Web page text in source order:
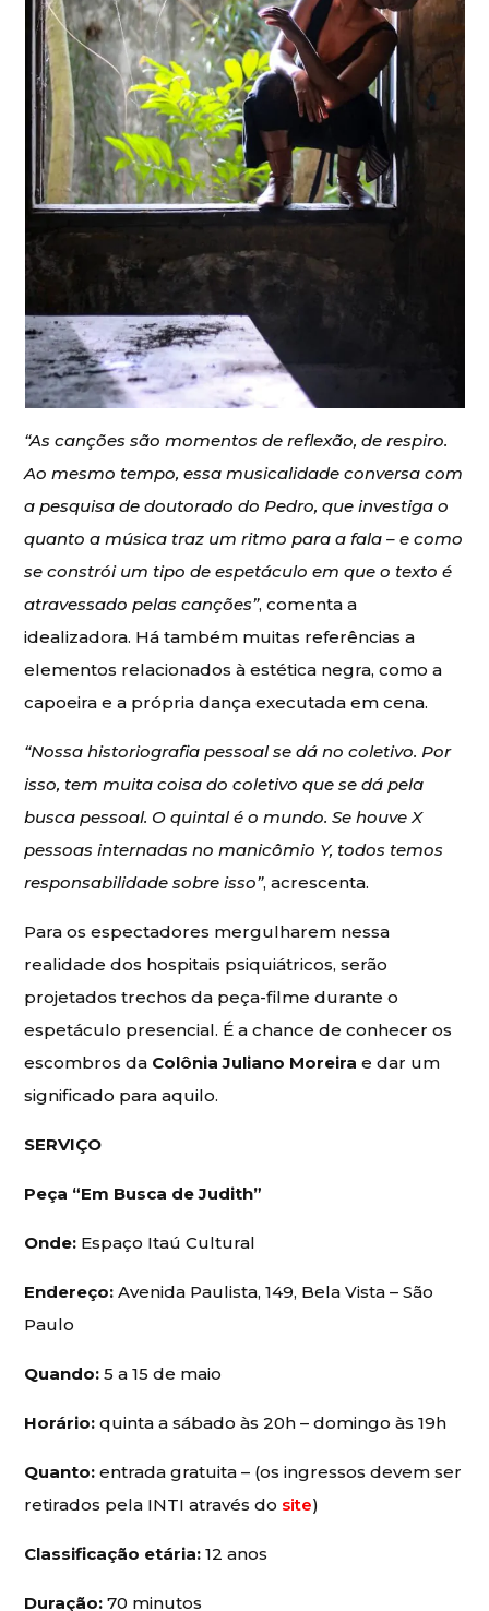
“As canções são momentos de reflexão, de respiro.
Ao mesmo tempo, essa musicalidade conversa com
a pesquisa de doutorado do Pedro, que investiga o
quanto a música traz um ritmo para a fala – e como
se constrói um tipo de espetáculo em que o texto é
atravessado pelas canções”, comenta a
idealizadora. Há também muitas referências a
elementos relacionados à estética negra, como a
capoeira e a própria dança executada em cena.
“Nossa historiografia pessoal se dá no coletivo. Por
isso, tem muita coisa do coletivo que se dá pela
busca pessoal. O quintal é o mundo. Se houve X
pessoas internadas no manicômio Y, todos temos
responsabilidade sobre isso”, acrescenta.
Para os espectadores mergulharem nessa
realidade dos hospitais psiquiátricos, serão
projetados trechos da peça-filme durante o
espetáculo presencial. É a chance de conhecer os
escombros da Colônia Juliano Moreira e dar um
significado para aquilo.
SERVIÇO
Peça “Em Busca de Judith”
Onde: Espaço Itaú Cultural
Endereço: Avenida Paulista, 149, Bela Vista – São
Paulo
Quando: 5 a 15 de maio
Horário: quinta a sábado às 20h – domingo às 19h
Quanto: entrada gratuita – (os ingressos devem ser
retirados pela INTI através do site)
Classificação etária: 12 anos
Duração: 70 minutos